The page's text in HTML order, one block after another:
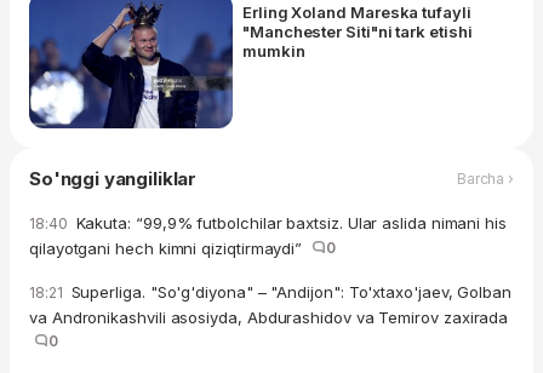
Erling Xoland Mareska tufayli
"Manchester Siti"ni tark etishi
mumkin
So'nggi yangiliklar Barcha ›
18:40 Kakuta: “99,9% futbolchilar baxtsiz. Ular aslida nimani his
qilayotgani hech kimni qiziqtirmaydi”
0
18:21 Superliga. "So'g'diyona" – "Andijon": To'xtaxo'jaev, Golban
va Andronikashvili asosiyda, Abdurashidov va Temirov zaxirada
0